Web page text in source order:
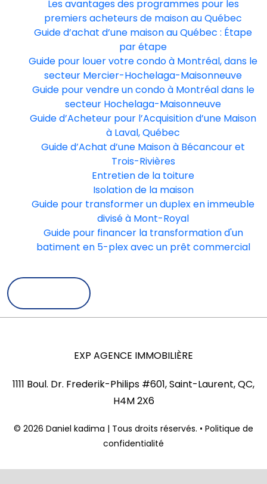
Les avantages des programmes pour les
premiers acheteurs de maison au Québec
Guide d’achat d’une maison au Québec : Étape
par étape
Guide pour louer votre condo à Montréal, dans le
secteur Mercier-Hochelaga-Maisonneuve
Guide pour vendre un condo à Montréal dans le
secteur Hochelaga-Maisonneuve
Guide d’Acheteur pour l’Acquisition d’une Maison
à Laval, Québec
Guide d’Achat d’une Maison à Bécancour et
Trois-Rivières
Entretien de la toiture
Isolation de la maison
Guide pour transformer un duplex en immeuble
divisé à Mont-Royal
Guide pour financer la transformation d'un
batiment en 5-plex avec un prêt commercial
EXP AGENCE IMMOBILIÈRE
1111 Boul. Dr. Frederik-Philips #601, Saint-Laurent, QC,
H4M 2X6
© 2026 Daniel kadima | Tous droits réservés. • Politique de
confidentialité